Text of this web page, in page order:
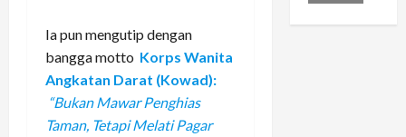
Ia pun mengutip dengan
bangga motto Korps Wanita
Angkatan Darat (Kowad):
“Bukan Mawar Penghias
Taman, Tetapi Melati Pagar